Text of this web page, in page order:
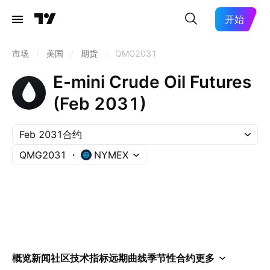
开始
市场 美国 期货 QMG2031
E-mini Crude Oil Futures
(Feb 2031)
Feb 2031合约
QMG2031
NYMEX
概览新闻社区技术指标远期曲线季节性合约更多